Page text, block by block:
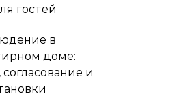
гостей
в
доме:
согласование и